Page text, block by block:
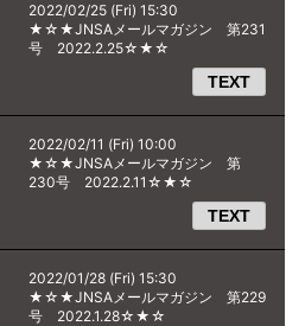
2022/02/25 (Fri) 15:30
★☆★JNSAメールマガジン 第231
号 2022.2.25☆★☆
TEXT
2022/02/11 (Fri) 10:00
★☆★JNSAメールマガジン 第
230号 2022.2.11☆★☆
TEXT
2022/01/28 (Fri) 15:30
★☆★JNSAメールマガジン 第229
号 2022.1.28☆★☆